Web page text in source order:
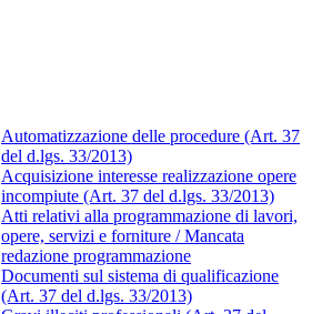
Automatizzazione delle procedure (Art. 37
del d.lgs. 33/2013)
Acquisizione interesse realizzazione opere
incompiute (Art. 37 del d.lgs. 33/2013)
Atti relativi alla programmazione di lavori,
opere, servizi e forniture / Mancata
redazione programmazione
Documenti sul sistema di qualificazione
(Art. 37 del d.lgs. 33/2013)